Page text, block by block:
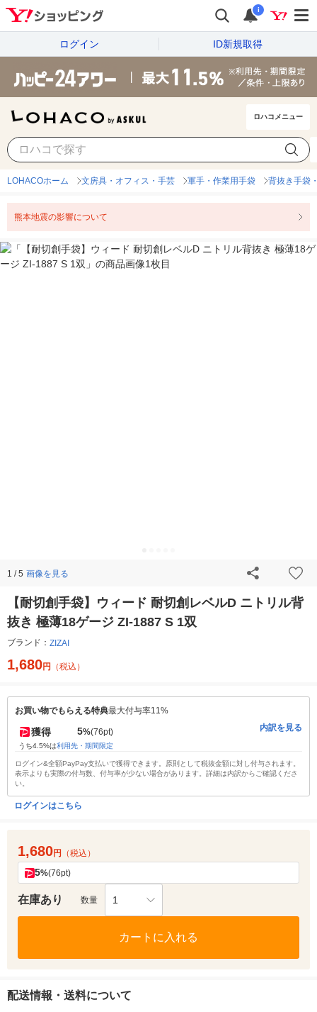
i
ログイン ID新規取得
ロハコメニュー
LOHACOホーム 文房具・オフィス・手芸 軍手・作業用手袋 背抜き手袋
熊本地震の影響について
1 / 5 画像を見る
【耐切創手袋】ウィード 耐切創レベルD ニトリル背
抜き 極薄18ゲージ ZI-1887 S 1双
ブランド： ZIZAI
1,680円 （税込）
お買い物でもらえる特典最大付与率11%
獲得 5%(76pt)
うち4.5%は利用先・期間限定
内訳を見る
ログイン&全額PayPay支払いで獲得できます。原則として税抜金額に対し付与されます。
表示よりも実際の付与数、付与率が少ない場合があります。詳細は内訳からご確認くださ
い。
ログインはこちら
1,680円 （税込）
5%(76pt)
在庫あり 数量 1
カートに入れる
配送情報・送料について